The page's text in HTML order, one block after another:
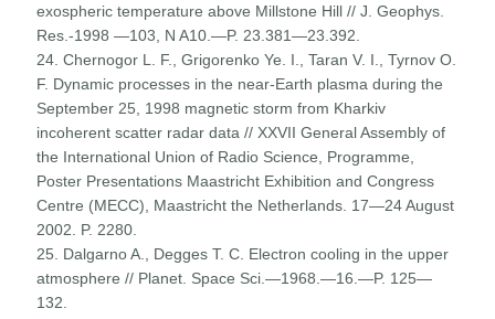
exospheric temperature above Millstone Hill // J. Geophys.
Res.-1998 —103, N A10.—P. 23.381—23.392.
24. Chernogor L. F., Grigorenko Ye. I., Taran V. I., Tyrnov O.
F. Dynamic processes in the near-Earth plasma during the
Sep­tember 25, 1998 magnetic storm from Kharkiv
incoherent scatter radar data // XXVII General Assembly of
the International Union of Radio Science, Programme,
Poster Presentations Maastricht Exhibition and Congress
Centre (MECC), Maastricht the Netherlands. 17—24 August
2002. P. 2280.
25. Dalgarno A., Degges T. C. Electron cooling in the upper
atmosphere // Planet. Space Sci.—1968.—16.—P. 125—
132.